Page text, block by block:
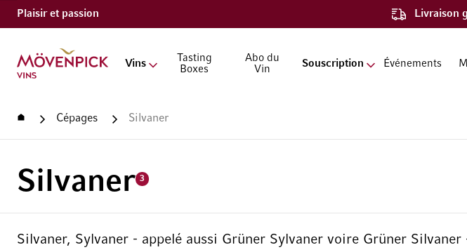
Plaisir et passion Livraison
Aller à la page d'accueil
Vins
Tasting
Boxes
Abo du
Vin
Souscription Événements
Accueil Cépages Silvaner
Silvaner 3
Silvaner, Sylvaner - appelé aussi Grüner Sylvaner voire Grüner